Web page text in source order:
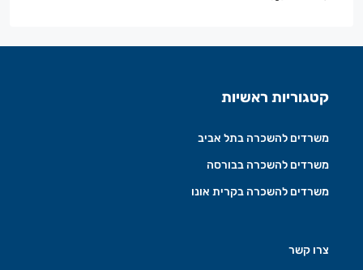
קטגוריות ראשיות
משרדים להשכרה בתל אביב
משרדים להשכרה בבורסה
משרדים להשכרה בקרית אונו
צרו קשר